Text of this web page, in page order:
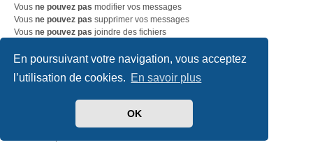
En poursuivant votre navigation, vous acceptez
l’utilisation de cookies. En savoir plus
OK
Vous ne pouvez pas modifier vos messages
Vous ne pouvez pas supprimer vos messages
Vous ne pouvez pas joindre des fichiers
Accueil Index du forum Nous contacter
phpBB® Forum Software © phpBB Limited
created by INVENTEA & v12mike